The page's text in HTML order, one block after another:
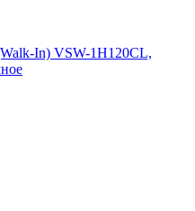
In) VSW-1H120CL,